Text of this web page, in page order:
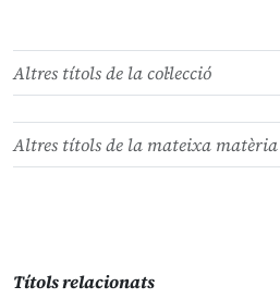
Altres títols de la col·lecció
Altres títols de la mateixa matèria
Títols relacionats